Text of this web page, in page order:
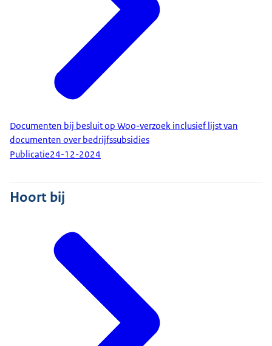
Documenten bij besluit op Woo-verzoek inclusief lijst van
documenten over bedrijfssubsidies
Publicatie24-12-2024
Hoort bij